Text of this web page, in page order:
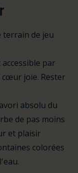
terrain de jeu
par
joie. Rester
absolu du
de pas moins
et plaisir
colorées